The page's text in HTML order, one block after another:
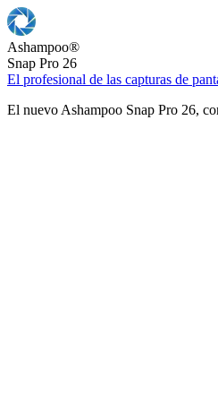
Ashampoo®
Snap Pro 26
El profesional de las capturas de
El nuevo Ashampoo Snap Pro 26,